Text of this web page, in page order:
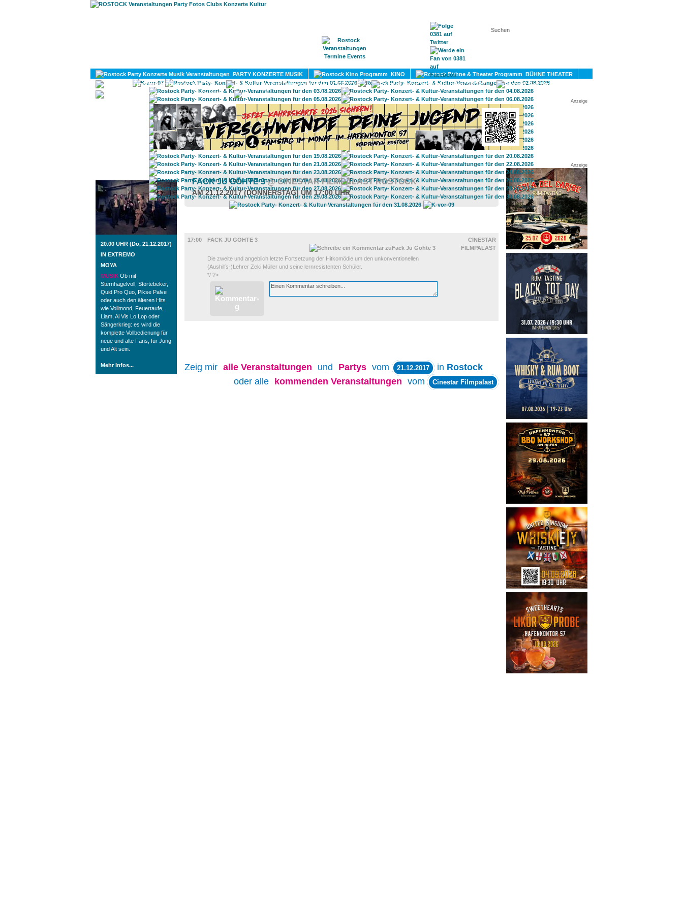
KONTAKT
PARTY KONZERTE MUSIK KINO
BÜHNE THEATER
KULTUR
LITERATUR SPORT
DIVERSES
UMLAND
Anzeige
ROSTOCK TAGESTIPP
20.00 UHR (Do, 21.12.2017)
IN EXTREMO
MOYA
MUSIK Ob mit
Sternhagelvoll, Störtebeker,
Quid Pro Quo, Pikse Palve
oder auch den älteren Hits
wie Vollmond, Feuertaufe,
Liam, Ai Vis Lo Lop oder
Sängerkrieg: es wird die
komplette Vollbedienung für
neue und alte Fans, für Jung
und Alt sein.
Mehr Infos...
Anzeige
FACK JU GÖHTE 3@ CINESTAR FILMPALAST ROSTOCK
AM 21.12.2017 (DONNERSTAG) UM 17:00 UHR
17:00
FACK JU GÖHTE 3
CINESTAR
FILMPALAST
Die zweite und angeblich letzte Fortsetzung der Hitkomödie um den unkonventionellen
(Aushilfs-)Lehrer Zeki Müller und seine lernresistenten Schüler.
*/ ?>
Zeig mir alle Veranstaltungen und Partys vom 21.12.2017 in Rostock
oder alle
kommenden Veranstaltungen vom Cinestar Filmpalast